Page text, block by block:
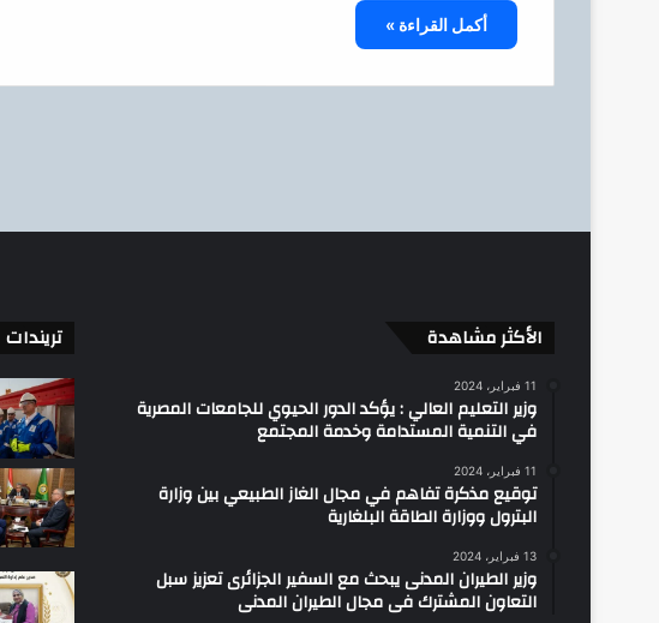
أكمل القراءة »
الأكثر مشاهدة
11 فبراير، 2024
وزير التعليم العالي : يؤكد الدور الحيوي للجامعات المصرية
في التنمية المستدامة وخدمة المجتمع
11 فبراير، 2024
توقيع مذكرة تفاهم في مجال الغاز الطبيعي بين وزارة
البترول ووزارة الطاقة البلغارية
13 فبراير، 2024
وزير الطيران المدنى يبحث مع السفير الجزائرى تعزيز سبل
التعاون المشترك فى مجال الطيران المدنى
تريندات